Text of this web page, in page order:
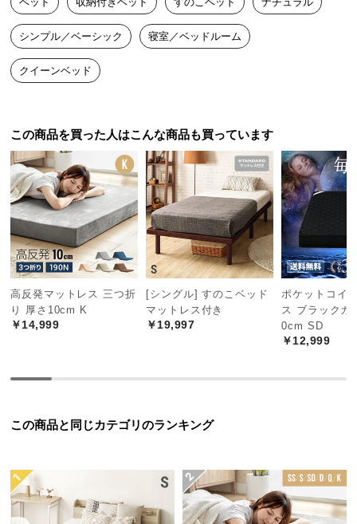
中
型
商
品
の
に
つ
い
て
小
型
商
品
の
配
設
置
シンプル／ベーシック 寝室／ベッドルーム
クイーンベッド
この商品を買った人はこんな商品も買っています
高反発マットレス 三つ折
り 厚さ10cm K
￥14,999
[シングル] すのこベッド
マットレス付き
￥19,997
ポケットコイ
ス ブラックカ
0cm SD
￥12,999
この商品と同じカテゴリのランキング